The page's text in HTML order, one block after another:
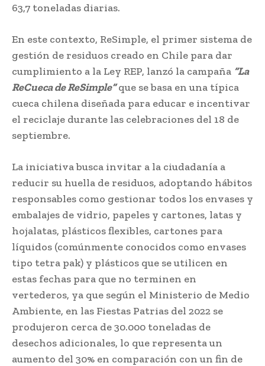
63,7 toneladas diarias.
En este contexto, ReSimple, el primer sistema de
gestión de residuos creado en Chile para dar
cumplimiento a la Ley REP, lanzó la campaña “La
ReCueca de ReSimple”que se basa en una típica
cueca chilena diseñada para educar e incentivar
el reciclaje durante las celebraciones del 18 de
septiembre.
La iniciativa busca invitar a la ciudadanía a
reducir su huella de residuos, adoptando hábitos
responsables como gestionar todos los envases y
embalajes de vidrio, papeles y cartones, latas y
hojalatas, plásticos flexibles, cartones para
líquidos (comúnmente conocidos como envases
tipo tetra pak) y plásticos que se utilicen en
estas fechas para que no terminen en
vertederos, ya que según el Ministerio de Medio
Ambiente, en las Fiestas Patrias del 2022 se
produjeron cerca de 30.000 toneladas de
desechos adicionales, lo que representa un
aumento del 30% en comparación con un fin de